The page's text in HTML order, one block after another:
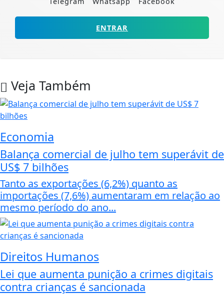
ENTRAR
Veja Também
Economia
Balança comercial de julho tem superávit de
US$ 7 bilhões
Tanto as exportações (6,2%) quanto as
importações (7,6%) aumentaram em relação ao
mesmo período do ano...
Direitos Humanos
Lei que aumenta punição a crimes digitais
contra crianças é sancionada